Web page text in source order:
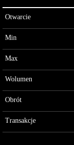
Otwarcie
Min
Max
Wolumen
Obrót
Transakcje